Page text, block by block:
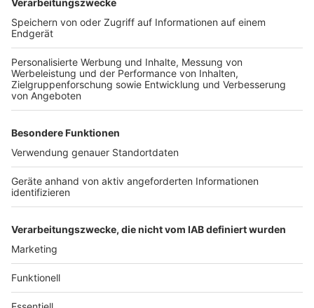
Anzeige
Weitere Themen von Rhein und Erft
Anzeige
Bergheim: Tipps und Maßnahmen gegen
Urteil im Drogenkrieg: Haftstrafen für
Geiselnahme in Hürth
Typisierungsaktion in Hürth: Fahrschule hilft
Anzeige